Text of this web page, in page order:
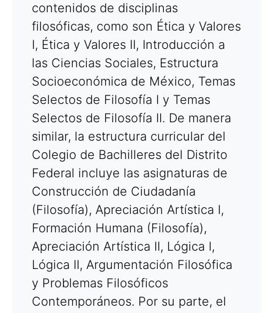
contenidos de disciplinas
filosóficas, como son Ética y Valores
I, Ética y Valores II, Introducción a
las Ciencias Sociales, Estructura
Socioeconómica de México, Temas
Selectos de Filosofía I y Temas
Selectos de Filosofía II. De manera
similar, la estructura curricular del
Colegio de Bachilleres del Distrito
Federal incluye las asignaturas de
Construcción de Ciudadanía
(Filosofía), Apreciación Artística I,
Formación Humana (Filosofía),
Apreciación Artística II, Lógica I,
Lógica II, Argumentación Filosófica
y Problemas Filosóficos
Contemporáneos. Por su parte, el